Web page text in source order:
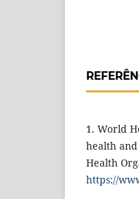
1. World
health
Health
https://